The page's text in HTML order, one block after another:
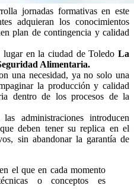
jornadas formativas en este
adquieran los conocimientos
plan de contingencia y calidad
en la ciudad de Toledo La
Alimentaria.
una necesidad, ya no solo una
la producción y calidad
dentro de los procesos de la
administraciones introducen
deben tener su replica en el
sin abandonar la garantía de
el que en cada momento
o conceptos es